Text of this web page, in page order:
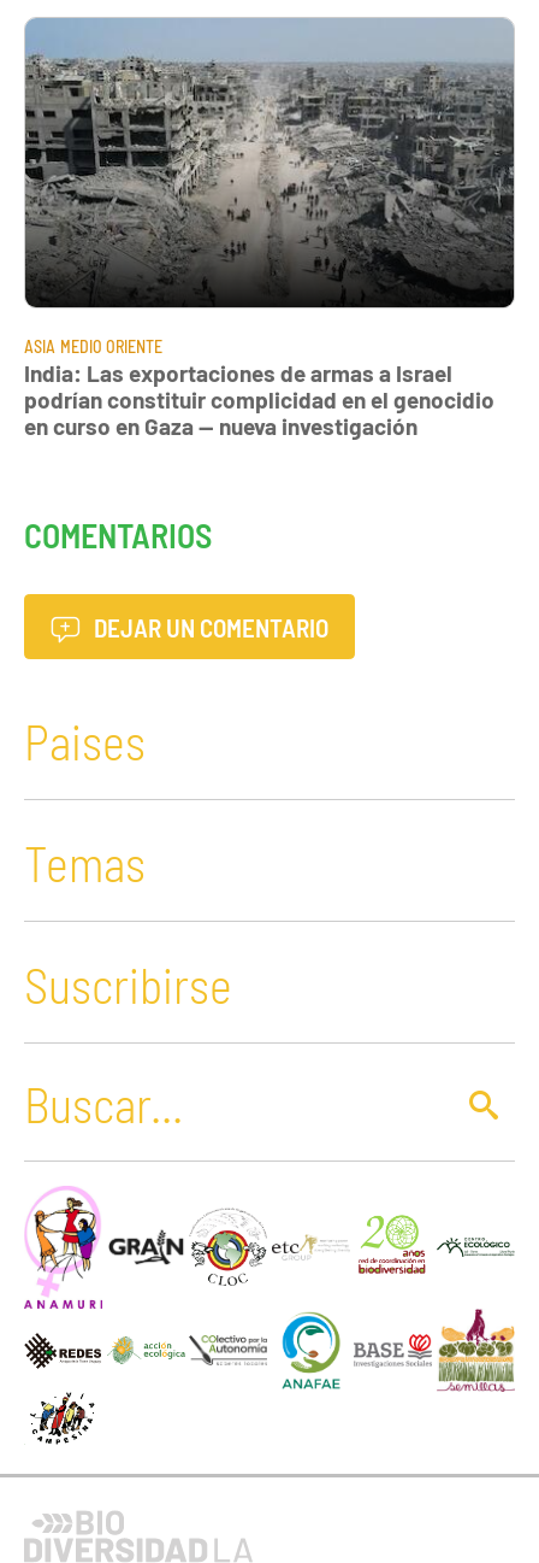
ASIA MEDIO ORIENTE
India: Las exportaciones de armas a Israel
podrían constituir complicidad en el genocidio
en curso en Gaza — nueva investigación
COMENTARIOS
DEJAR UN COMENTARIO
Paises
Temas
Suscribirse